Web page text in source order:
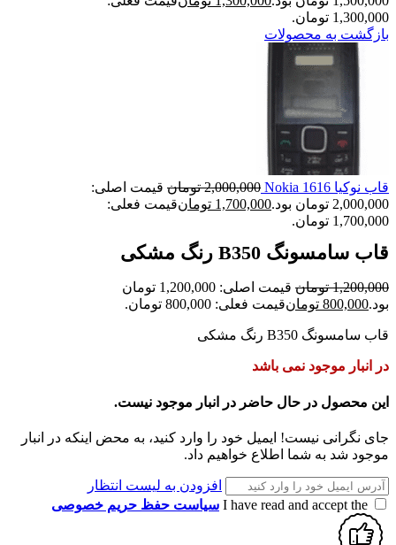
1,300,000 تومان.
بازگشت به محصولات
قاب نوکیا Nokia 1616 2,000,000 تومان قیمت اصلی:
2,000,000 تومان بود.
1,700,000 تومانقیمت فعلی:
1,700,000 تومان.
قاب سامسونگ B350 رنگ مشکی
1,200,000 تومان
قیمت اصلی: 1,200,000 تومان
بود.800,000 تومانقیمت فعلی: 800,000 تومان.
قاب سامسونگ B350 رنگ مشکی
در انبار موجود نمی باشد
این محصول در حال حاضر در انبار موجود نیست.
جای نگرانی نیست! ایمیل خود را وارد کنید، به محض اینکه در انبار
موجود شد به شما اطلاع خواهیم داد.
افزودن به لیست انتظار
I have read and accept the سیاست حفظ حریم خصوصی